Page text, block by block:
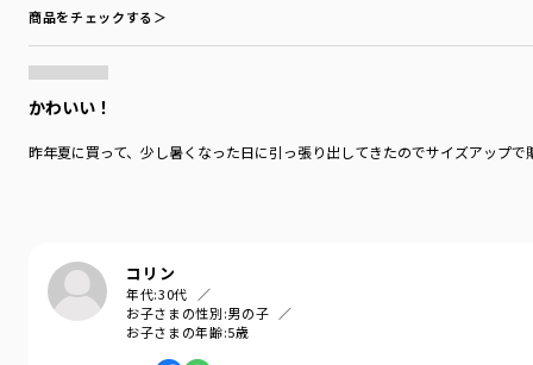
商品をチェックする＞
かわいい！
昨年夏に買って、少し暑くなった日に引っ張り出してきたのでサイズアップ
コリン
年代:30代
お子さまの性別:男の子
お子さまの年齢:5歳